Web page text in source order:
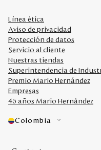
Línea ética
Aviso de privacidad
Protección de datos
Servicio al cliente
Nuestras tiendas
Superintendencia de
Premio Mario Hernández
Empresas
45 años Mario Hernández
Colombia